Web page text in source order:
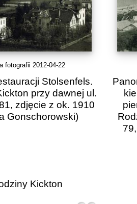
fotografii 2012-04-22
Stolsenfels.
przy dawnej ul.
zdjęcie z ok. 1910
Gonschorowski)
Kickton